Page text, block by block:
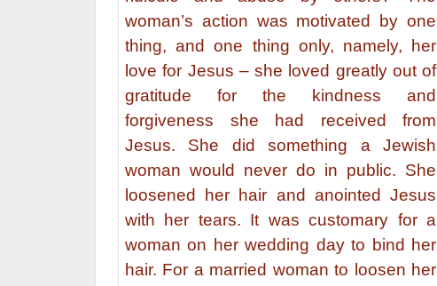
woman’s action was motivated by one
thing, and one thing only, namely, her
love for Jesus – she loved greatly out of
gratitude for the kindness and
forgiveness she had received from
Jesus. She did something a Jewish
woman would never do in public. She
loosened her hair and anointed Jesus
with her tears. It was customary for a
woman on her wedding day to bind her
hair. For a married woman to loosen her